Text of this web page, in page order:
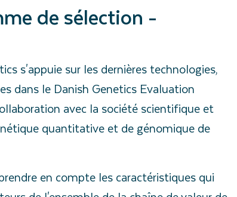
de sélection -
s'appuie sur les dernières technologies,
dans le Danish Genetics Evaluation
avec la société scientifique et
quantitative et de génomique de
en compte les caractéristiques qui